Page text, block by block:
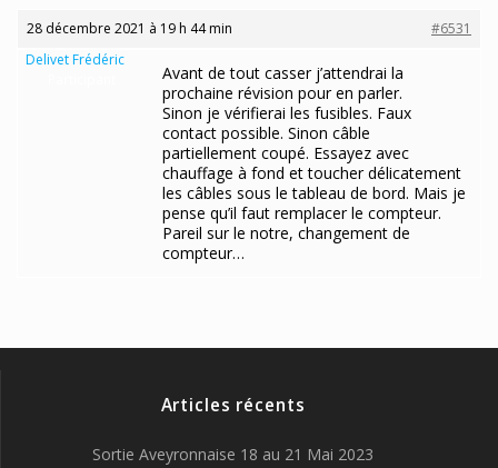
28 décembre 2021 à 19 h 44 min
#6531
Delivet Frédéric
Avant de tout casser j’attendrai la
prochaine révision pour en parler.
Sinon je vérifierai les fusibles. Faux
contact possible. Sinon câble
partiellement coupé. Essayez avec
chauffage à fond et toucher délicatement
les câbles sous le tableau de bord. Mais je
pense qu’il faut remplacer le compteur.
Pareil sur le notre, changement de
compteur…
Articles récents
Sortie Aveyronnaise 18 au 21 Mai 2023